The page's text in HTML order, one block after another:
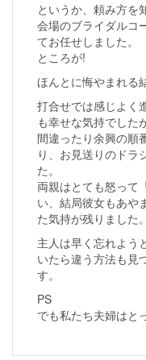
というか、頼み方を
会場のブライダルコ
てお任せしました。
ところが!
ほんとに悔やまれる
打合せでは感じよく
も幸せな気持でした
間違ったり余興の順
り、お見送りのドラ
た。
両親はとても怒って
い、結局彼女もあや
た気持が残りました。
主人は早く忘れよう
いたら違う方法も
す。
PS
でも私たち夫婦はと